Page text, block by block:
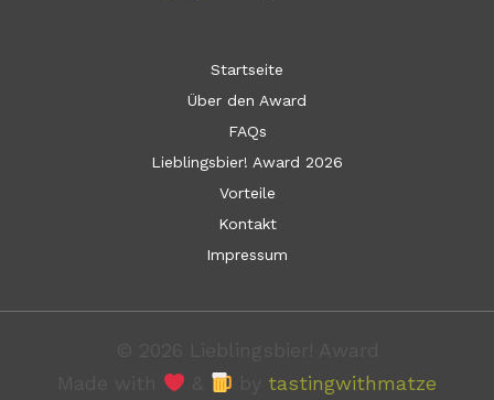
Startseite
Über den Award
FAQs
Lieblingsbier! Award 2026
Vorteile
Kontakt
Impressum
tastingwithmatze